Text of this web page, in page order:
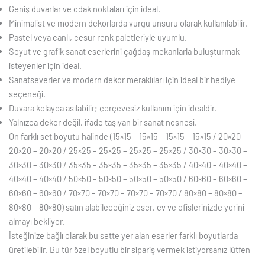
Geniş duvarlar ve odak noktaları için ideal.
Minimalist ve modern dekorlarda vurgu unsuru olarak kullanılabilir.
Pastel veya canlı, cesur renk paletleriyle uyumlu.
Soyut ve grafik sanat eserlerini çağdaş mekanlarla buluşturmak
isteyenler için ideal.
Sanatseverler ve modern dekor meraklıları için ideal bir hediye
seçeneği.
Duvara kolayca asılabilir; çerçevesiz kullanım için idealdir.
Yalnızca dekor değil, ifade taşıyan bir sanat nesnesi.
On farklı set boyutu halinde (15×15 – 15×15 – 15×15 – 15×15 / 20×20 –
20×20 – 20×20 / 25×25 – 25×25 – 25×25 – 25×25 / 30×30 – 30×30 –
30×30 – 30×30 / 35×35 – 35×35 – 35×35 – 35×35 / 40×40 – 40×40 –
40×40 – 40×40 / 50×50 – 50×50 – 50×50 – 50×50 / 60×60 – 60×60 –
60×60 – 60×60 / 70×70 – 70×70 – 70×70 – 70×70 / 80×80 – 80×80 –
80×80 – 80×80) satın alabileceğiniz eser, ev ve ofislerinizde yerini
almayı bekliyor.
İsteğinize bağlı olarak bu sette yer alan eserler farklı boyutlarda
üretilebilir. Bu tür özel boyutlu bir sipariş vermek istiyorsanız lütfen